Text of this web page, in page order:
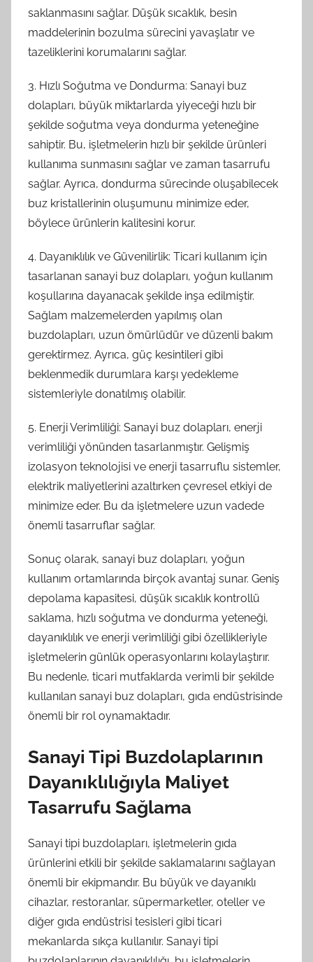
saklanmasını sağlar. Düşük sıcaklık, besin
maddelerinin bozulma sürecini yavaşlatır ve
tazeliklerini korumalarını sağlar.
3. Hızlı Soğutma ve Dondurma: Sanayi buz
dolapları, büyük miktarlarda yiyeceği hızlı bir
şekilde soğutma veya dondurma yeteneğine
sahiptir. Bu, işletmelerin hızlı bir şekilde ürünleri
kullanıma sunmasını sağlar ve zaman tasarrufu
sağlar. Ayrıca, dondurma sürecinde oluşabilecek
buz kristallerinin oluşumunu minimize eder,
böylece ürünlerin kalitesini korur.
4. Dayanıklılık ve Güvenilirlik: Ticari kullanım için
tasarlanan sanayi buz dolapları, yoğun kullanım
koşullarına dayanacak şekilde inşa edilmiştir.
Sağlam malzemelerden yapılmış olan
buzdolapları, uzun ömürlüdür ve düzenli bakım
gerektirmez. Ayrıca, güç kesintileri gibi
beklenmedik durumlara karşı yedekleme
sistemleriyle donatılmış olabilir.
5. Enerji Verimliliği: Sanayi buz dolapları, enerji
verimliliği yönünden tasarlanmıştır. Gelişmiş
izolasyon teknolojisi ve enerji tasarruflu sistemler,
elektrik maliyetlerini azaltırken çevresel etkiyi de
minimize eder. Bu da işletmelere uzun vadede
önemli tasarruflar sağlar.
Sonuç olarak, sanayi buz dolapları, yoğun
kullanım ortamlarında birçok avantaj sunar. Geniş
depolama kapasitesi, düşük sıcaklık kontrollü
saklama, hızlı soğutma ve dondurma yeteneği,
dayanıklılık ve enerji verimliliği gibi özellikleriyle
işletmelerin günlük operasyonlarını kolaylaştırır.
Bu nedenle, ticari mutfaklarda verimli bir şekilde
kullanılan sanayi buz dolapları, gıda endüstrisinde
önemli bir rol oynamaktadır.
Sanayi Tipi Buzdolaplarının
Dayanıklılığıyla Maliyet
Tasarrufu Sağlama
Sanayi tipi buzdolapları, işletmelerin gıda
ürünlerini etkili bir şekilde saklamalarını sağlayan
önemli bir ekipmandır. Bu büyük ve dayanıklı
cihazlar, restoranlar, süpermarketler, oteller ve
diğer gıda endüstrisi tesisleri gibi ticari
mekanlarda sıkça kullanılır. Sanayi tipi